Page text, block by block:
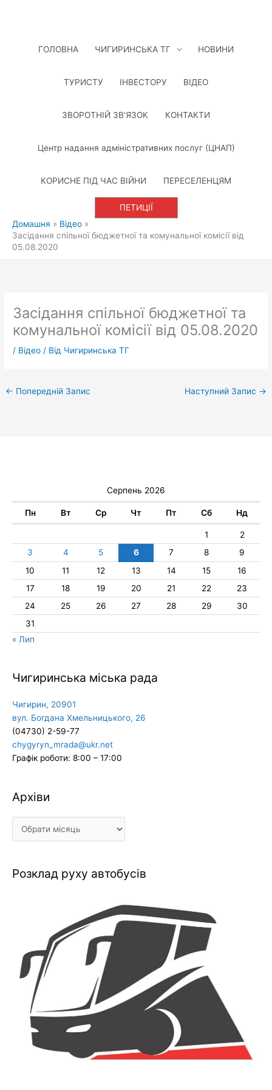
ГОЛОВНА
ЧИГИРИНСЬКА ТГ НОВИНИ
ТУРИСТУ ІНВЕСТОРУ ВІДЕО
ЗВОРОТНІЙ ЗВ’ЯЗОК КОНТАКТИ
Центр надання адміністративних послуг (ЦНАП)
КОРИСНЕ ПІД ЧАС ВІЙНИ ПЕРЕСЕЛЕНЦЯМ
ПЕТИЦІЇ
Домашня
Відео
Засідання спільної бюджетної та комунальної комісії від
05.08.2020
Засідання спільної бюджетної та
комунальної комісії від 05.08.2020
/ Відео / Від Чигиринська ТГ
← Попередній Запис Наступний Запис →
Серпень 2026
Пн Вт Ср Чт Пт Сб Нд
1
2
3
4 5 6 7 8
9
10
11 12 13 14 15
16
17
18 19 20 21 22
23
24
25 26 27 28 29
30
31
« Лип
Чигиринська міська рада
Чигирин, 20901
вул. Богдана Хмельницького, 26
(04730) 2-59-77
chygyryn_mrada@ukr.net
Графік роботи: 8:00 – 17:00
Архіви
Архіви
Розклад руху автобусів